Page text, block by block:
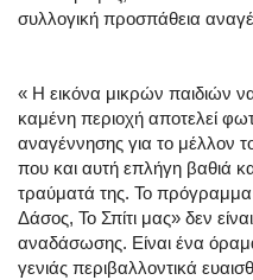
συλλογική προσπάθεια
« Η εικόνα μικρών παιδιών
καμένη περιοχή αποτελεί
αναγέννησης για το μέλλον
που και αυτή επλήγη βαθιά
τραύματά της. Το
Δάσος, Το Σπίτι μας» δεν
αναδάσωσης. Είναι ένα
γενιάς περιβαλλοντικά